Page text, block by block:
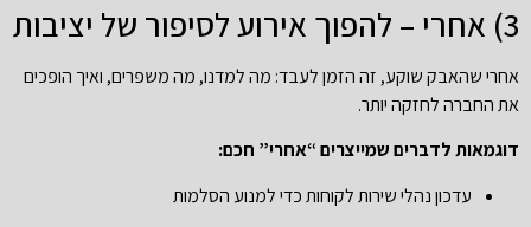
3) אחרי – להפוך אירוע לסיפור של יציבות
אחרי שהאבק שוקע, זה הזמן לעבד: מה למדנו, מה משפרים, ואיך הופכים
את החברה לחזקה יותר.
דוגמאות לדברים שמייצרים “אחרי” חכם:
עדכון נהלי שירות לקוחות כדי למנוע הסלמות